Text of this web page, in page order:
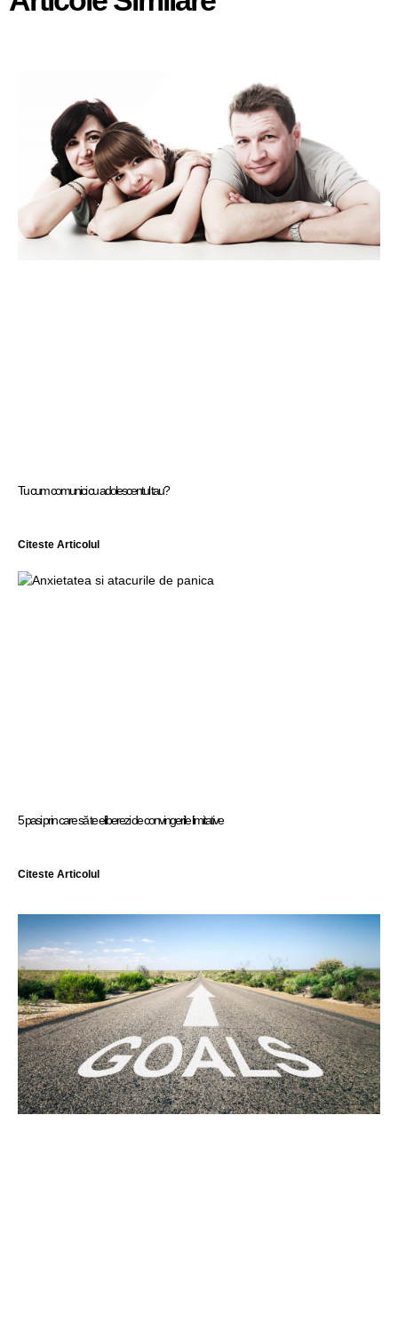
Tu cum comunici cu adolescentul tau?
Citeste Articolul
5 pasi prin care să te eliberezi de convingerile limitative
Citeste Articolul